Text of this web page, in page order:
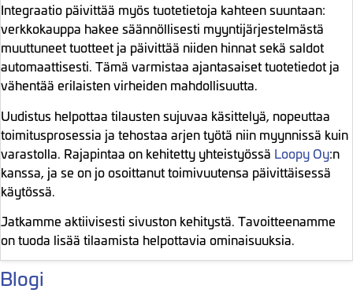
Integraatio päivittää myös tuotetietoja kahteen suuntaan:
verkkokauppa hakee säännöllisesti myyntijärjestelmästä
muuttuneet tuotteet ja päivittää niiden hinnat sekä saldot
automaattisesti. Tämä varmistaa ajantasaiset tuotetiedot ja
vähentää erilaisten virheiden mahdollisuutta.
Uudistus helpottaa tilausten sujuvaa käsittelyä, nopeuttaa
toimitusprosessia ja tehostaa arjen työtä niin myynnissä kuin
varastolla. Rajapintaa on kehitetty yhteistyössä Loopy Oy:n
kanssa, ja se on jo osoittanut toimivuutensa päivittäisessä
käytössä.
Jatkamme aktiivisesti sivuston kehitystä. Tavoitteenamme
on tuoda lisää tilaamista helpottavia ominaisuuksia.
Blogi